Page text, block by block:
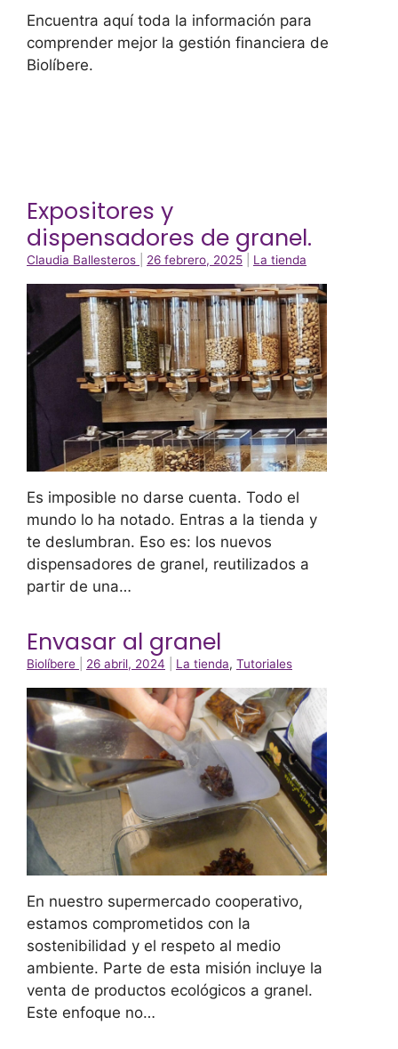
Encuentra aquí toda la información para
comprender mejor la gestión financiera de
Biolíbere.
Expositores y
dispensadores de granel.
Claudia Ballesteros 26 febrero, 2025 La tienda
Es imposible no darse cuenta. Todo el
mundo lo ha notado. Entras a la tienda y
te deslumbran. Eso es: los nuevos
dispensadores de granel, reutilizados a
partir de una…
Envasar al granel
Biolíbere 26 abril, 2024 La tienda, Tutoriales
En nuestro supermercado cooperativo,
estamos comprometidos con la
sostenibilidad y el respeto al medio
ambiente. Parte de esta misión incluye la
venta de productos ecológicos a granel.
Este enfoque no…